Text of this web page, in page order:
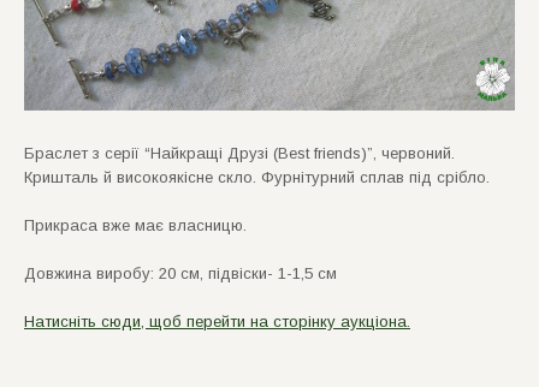
Браслет з серії “Найкращi Друзi (Best friends)”, червоний.
Кришталь й високоякiсне скло. Фурнiтурний сплав пiд срiбло.
Прикраса вже має власницю.
Довжина виробу: 20 см, пiдвiски- 1-1,5 см
Натисніть сюди, щоб перейти на сторінку аукціона.